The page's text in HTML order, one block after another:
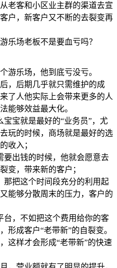
老客和小区业主群的渠道去宣
户，新客户又不断的去裂变再
乐场老板不是要血亏吗？
游乐场，他到底亏没亏。
，后期几乎就只需维护的成
了人他实际上会带来更多的人
能够效益最大化。
宝就是最好的“业务员”，尤
玩的时候，商场就是最好的选
收入；
要出钱的时候，他就会愿意去
变，带来新的客户；
那把这个时间段充分的利用起
能够分散周末的压力，客户的
台，不如把这个费用给你的客
形成客户“老带新”的自裂变。
这样才会形成“老带新”的快速